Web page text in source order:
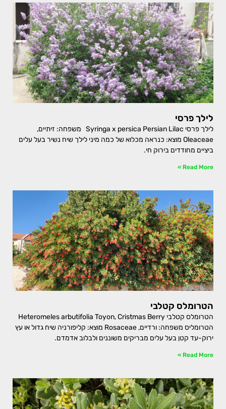
לילך פרסי
לילך פרסי Syringa x persica Persian Lilac משפחה: זיתיים,
Oleaceae מוצא: כנראה מכלוא של כמה מיני לילך שיח נשיר בעל עלים
ביציים מחודדים בירוק חי.
Read More »
הטרומלס קטלבי
הטרומליס משפחה: ורדיים, Rosaceae מוצא: קליפורניה שיח גדול או עץ
ירוק-עד קטן בעל עלים מבריקים משוננים ולבלוב אדמדם.
Read More »